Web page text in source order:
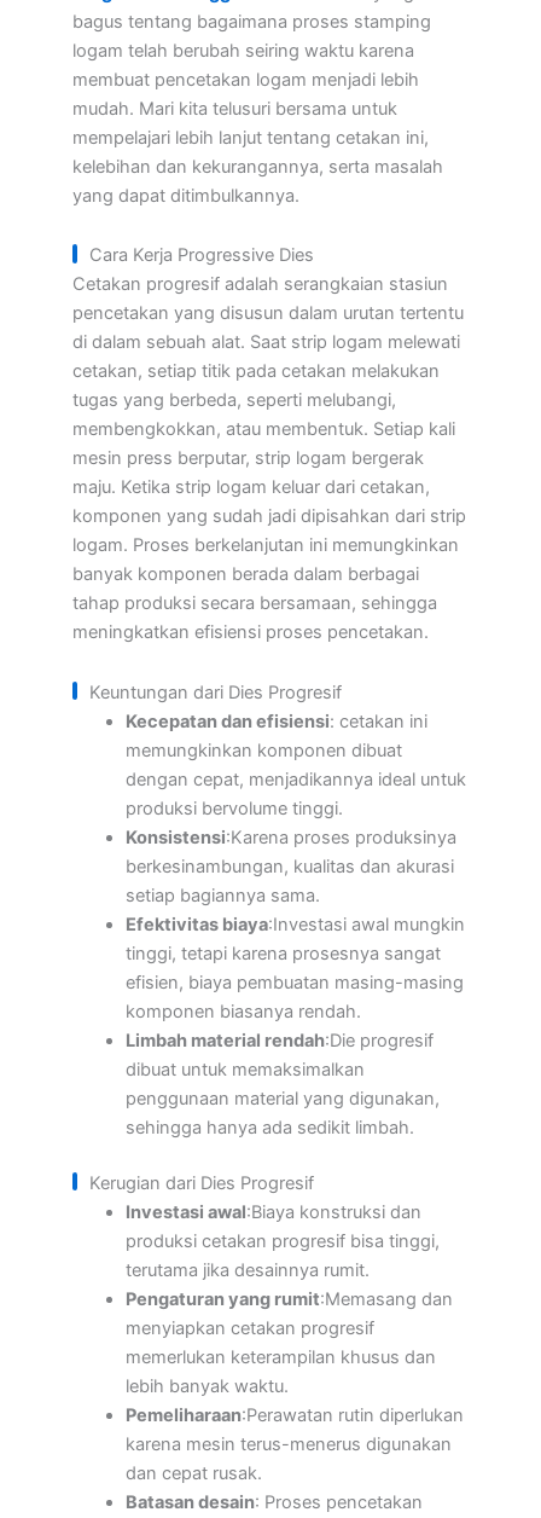
bagus tentang bagaimana proses stamping
logam telah berubah seiring waktu karena
membuat pencetakan logam menjadi lebih
mudah. Mari kita telusuri bersama untuk
mempelajari lebih lanjut tentang cetakan ini,
kelebihan dan kekurangannya, serta masalah
yang dapat ditimbulkannya.
Cara Kerja Progressive Dies
Cetakan progresif adalah serangkaian stasiun
pencetakan yang disusun dalam urutan tertentu
di dalam sebuah alat. Saat strip logam melewati
cetakan, setiap titik pada cetakan melakukan
tugas yang berbeda, seperti melubangi,
membengkokkan, atau membentuk. Setiap kali
mesin press berputar, strip logam bergerak
maju. Ketika strip logam keluar dari cetakan,
komponen yang sudah jadi dipisahkan dari strip
logam. Proses berkelanjutan ini memungkinkan
banyak komponen berada dalam berbagai
tahap produksi secara bersamaan, sehingga
meningkatkan efisiensi proses pencetakan.
Keuntungan dari Dies Progresif
Kecepatan dan efisiensi: cetakan ini
memungkinkan komponen dibuat
dengan cepat, menjadikannya ideal untuk
produksi bervolume tinggi.
Konsistensi:Karena proses produksinya
berkesinambungan, kualitas dan akurasi
setiap bagiannya sama.
Efektivitas biaya:Investasi awal mungkin
tinggi, tetapi karena prosesnya sangat
efisien, biaya pembuatan masing-masing
komponen biasanya rendah.
Limbah material rendah:Die progresif
dibuat untuk memaksimalkan
penggunaan material yang digunakan,
sehingga hanya ada sedikit limbah.
Kerugian dari Dies Progresif
Investasi awal:Biaya konstruksi dan
produksi cetakan progresif bisa tinggi,
terutama jika desainnya rumit.
Pengaturan yang rumit:Memasang dan
menyiapkan cetakan progresif
memerlukan keterampilan khusus dan
lebih banyak waktu.
Pemeliharaan:Perawatan rutin diperlukan
karena mesin terus-menerus digunakan
dan cepat rusak.
Batasan desain: Proses pencetakan